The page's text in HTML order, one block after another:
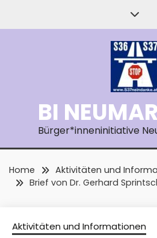
BI
Bürger*inneninitiative
Home
Aktivitäten und
Brief von Dr. Gerhard
Aktivitäten und Informationen